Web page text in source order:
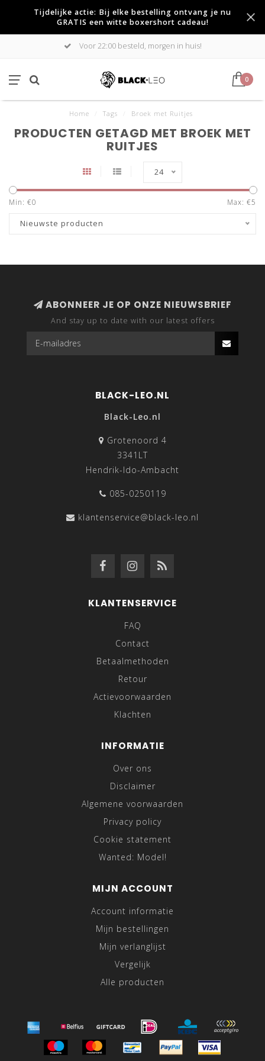
Tijdelijke actie: Bij elke bestelling ontvang je nu
GRATIS een witte boxershort cadeau!
Voor 22:00 besteld, morgen in huis!
0
Home Tags Broek met Ruitjes
PRODUCTEN GETAGD MET BROEK MET
RUITJES
24
Min: €0 Max: €5
Nieuwste producten
ABONNEER JE OP ONZE NIEUWSBRIEF
And stay up to date with our latest offers
BLACK-LEO.NL
Black-Leo.nl
Grotenoord 4
3341LT
Hendrik-Ido-Ambacht
085-0250119
klantenservice@black-leo.nl
KLANTENSERVICE
FAQ
Contact
Betaalmethoden
Retour
Actievoorwaarden
Klachten
INFORMATIE
Over ons
Disclaimer
Algemene voorwaarden
Privacy policy
Cookie statement
Wanted: Model!
MIJN ACCOUNT
Account informatie
Mijn bestellingen
Mijn verlanglijst
Vergelijk
Alle producten